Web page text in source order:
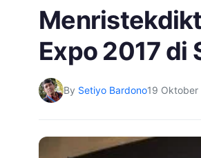
Expo 2017 di
By Setiyo Bardono19 Oktober